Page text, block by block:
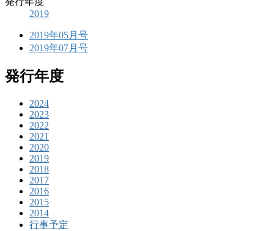
2019
2019年05月号
2019年07月号
発行年度
2024
2023
2022
2021
2020
2019
2018
2017
2016
2015
2014
行事予定